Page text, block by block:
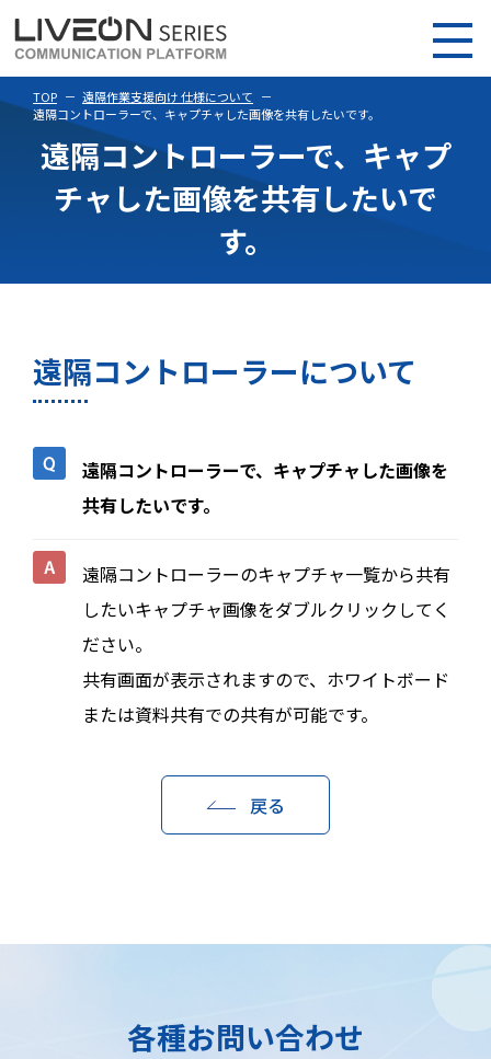
TOP
遠隔作業支援向け 仕様について
遠隔コントローラーで、キャプチャした画像を共有したいです。
遠隔コントローラーで、キャプ
チャした画像を共有したいで
す。
遠隔コントローラーについて
遠隔コントローラーで、キャプチャした画像を
共有したいです。
遠隔コントローラーのキャプチャ一覧から共有
したいキャプチャ画像をダブルクリックしてく
ださい。
共有画面が表示されますので、ホワイトボード
または資料共有での共有が可能です。
戻る
各種お問い合わせ